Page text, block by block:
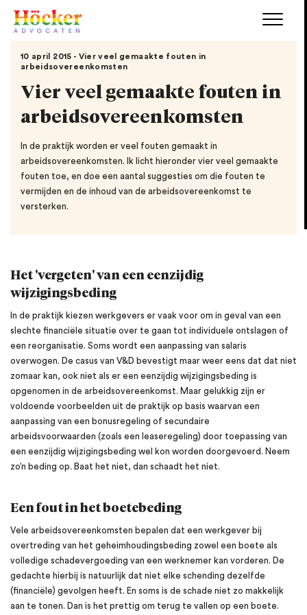
10 april 2015 - Vier veel gemaakte fouten in
arbeidsovereenkomsten
Vier veel gemaakte fouten in
arbeidsovereenkomsten
In de praktijk worden er veel fouten gemaakt in
arbeidsovereenkomsten. Ik licht hieronder vier veel gemaakte
fouten toe, en doe een aantal suggesties om die fouten te
vermijden en de inhoud van de arbeidsovereenkomst te
versterken.
Het 'vergeten' van een eenzijdig
wijzigingsbeding
In de praktijk kiezen werkgevers er vaak voor om in geval van een
slechte financiële situatie over te gaan tot individuele ontslagen of
een reorganisatie. Soms wordt een aanpassing van salaris
overwogen. De casus van V&D bevestigt maar weer eens dat dat niet
zomaar kan, ook niet als er een eenzijdig wijzigingsbeding is
opgenomen in de arbeidsovereenkomst. Maar gelukkig zijn er
voldoende voorbeelden uit de praktijk op basis waarvan een
aanpassing van een bonusregeling of secundaire
arbeidsvoorwaarden (zoals een leaseregeling) door toepassing van
een eenzijdig wijzigingsbeding wel kon worden doorgevoerd. Neem
zo’n beding op. Baat het niet, dan schaadt het niet.
Een fout in het boetebeding
Vele arbeidsovereenkomsten bepalen dat een werkgever bij
overtreding van het geheimhoudingsbeding zowel een boete als
volledige schadevergoeding van een werknemer kan vorderen. De
gedachte hierbij is natuurlijk dat niet elke schending dezelfde
(financiële) gevolgen heeft. En soms is de schade niet zo makkelijk
aan te tonen. Dan is het prettig om terug te vallen op een boete.